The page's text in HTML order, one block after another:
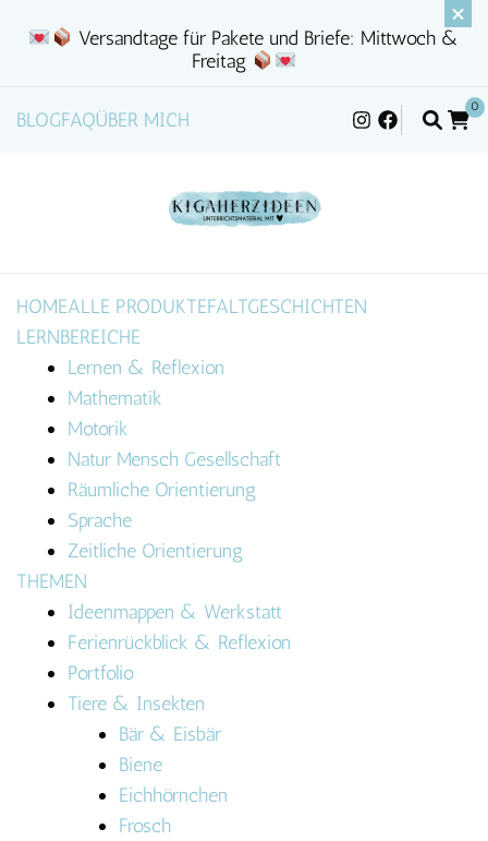
Versandtage für Pakete und Briefe: Mittwoch &
Freitag
BLOGFAQÜBER MICH
0
HOMEALLE PRODUKTEFALTGESCHICHTEN
LERNBEREICHE
Lernen & Reflexion
Mathematik
Motorik
Natur Mensch Gesellschaft
Räumliche Orientierung
Sprache
Zeitliche Orientierung
THEMEN
Ideenmappen & Werkstatt
Ferienrückblick & Reflexion
Portfolio
Tiere & Insekten
Bär & Eisbär
Biene
Eichhörnchen
Frosch